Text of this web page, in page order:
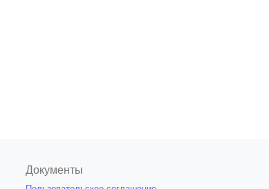
Документы